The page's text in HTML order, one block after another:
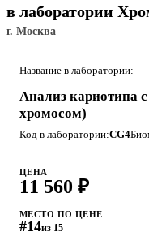
в лаборатории
г. Москва
Название в лаборатории:
Анализ кариотипа
хромосом)
Код в лаборатории:CG4
ЦЕНА
11 560 ₽
МЕСТО ПО ЦЕНЕ
#14из 15